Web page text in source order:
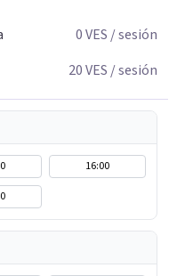
0VES / sesión
20VES / sesión
16:00